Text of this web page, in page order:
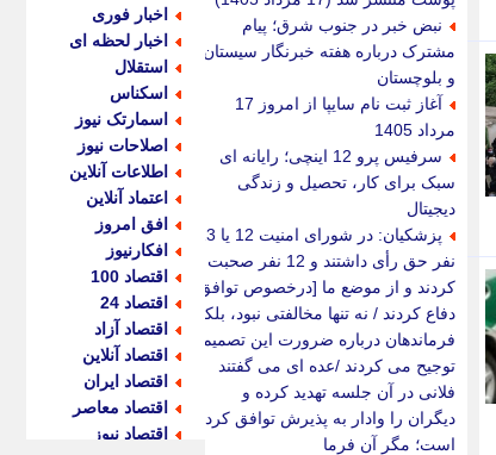
نبض خبر در جنوب شرق؛ پیام
مشترک درباره هفته خبرنگار سیستان
و بلوچستان
آغاز ثبت نام سایپا از امروز 17
مرداد 1405
سرفیس پرو 12 اینچی؛ رایانه ای
سبک برای کار، تحصیل و زندگی
دیجیتال
پزشکیان: در شورای امنیت 12 یا 13
نفر حق رأی داشتند و 12 نفر صحبت
کردند و از موضع ما [درخصوص توافق]
دفاع کردند / نه تنها مخالفتی نبود، بلکه
فرماندهان درباره ضرورت این تصمیم
توجیح می کردند /عده ای می گفتند
فلانی در آن جلسه تهدید کرده و
دیگران را وادار به پذیرش توافق کرده
است؛ مگر آن فرما
اخبار فوری
اخبار لحظه ای
استقلال
اسکناس
اسمارتک نیوز
اصلاحات نیوز
اطلاعات آنلاین
اعتماد آنلاین
افق امروز
افکارنیوز
اقتصاد 100
اقتصاد 24
اقتصاد آزاد
اقتصاد آنلاین
اقتصاد ایران
اقتصاد معاصر
اقتصاد نیوز